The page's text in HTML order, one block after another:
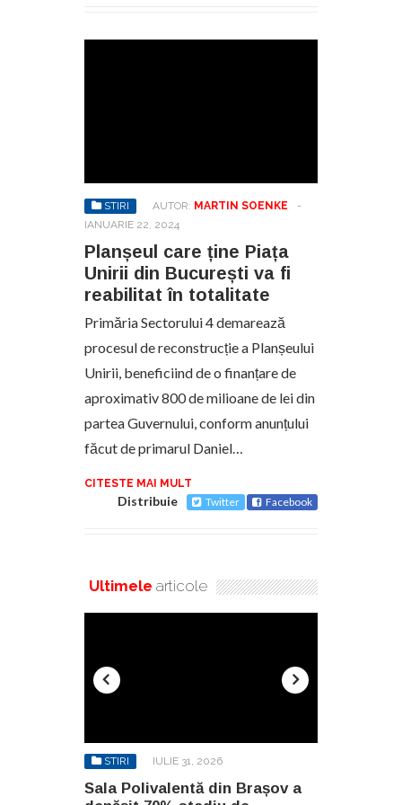
STIRI AUTOR: MARTIN SOENKE
-
IANUARIE 22, 2024
Planșeul care ține Piața
Unirii din București va fi
reabilitat în totalitate
Primăria Sectorului 4 demarează
procesul de reconstrucție a Planșeului
Unirii, beneficiind de o finanțare de
aproximativ 800 de milioane de lei din
partea Guvernului, conform anunțului
făcut de primarul Daniel…
CITESTE MAI MULT
Distribuie Twitter Facebook
Ultimele articole
STIRI IULIE 31, 2026
Sala Polivalentă din Brașov a